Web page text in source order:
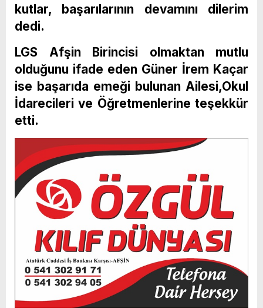
kutlar, başarılarının devamını dilerim
dedi.
LGS Afşin Birincisi olmaktan mutlu
olduğunu ifade eden Güner İrem Kaçar
ise başarıda emeği bulunan Ailesi,Okul
İdarecileri ve Öğretmenlerine teşekkür
etti.